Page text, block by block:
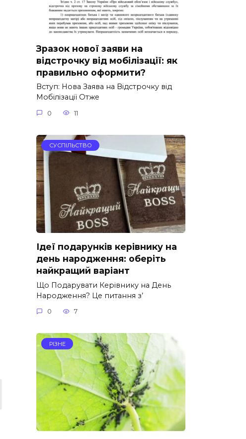
Зразок нової заяви на
відстрочку від мобілізації: як
правильно оформити?
Вступ: Нова Заява на Відстрочку від
Мобілізації Отже
0 11
СУСПІЛЬСТВО
Ідеї подарунків керівнику на
день народження: оберіть
найкращий варіант
Що Подарувати Керівнику на День
Народження? Це питання з’
0 7
РІЗНЕ